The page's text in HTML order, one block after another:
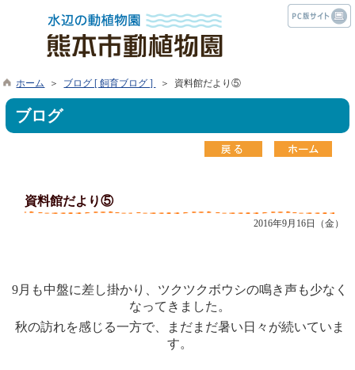
ホーム ＞ ブログ [ 飼育ブログ ] ＞ 資料館だより⑤
ブログ
資料館だより⑤
2016年9月16日（金）
9月も中盤に差し掛かり、ツクツクボウシの鳴き声も少なく
なってきました。
秋の訪れを感じる一方で、まだまだ暑い日々が続いていま
す。